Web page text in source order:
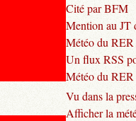
Cité par BFM
Mention au JT
Météo du RER
Un flux RSS
Météo du RER
Vu dans la
Afficher la